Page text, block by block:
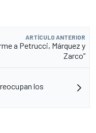
ARTÍCULO ANTERIOR
a Petrucci, Márquez y
Zarco”
los